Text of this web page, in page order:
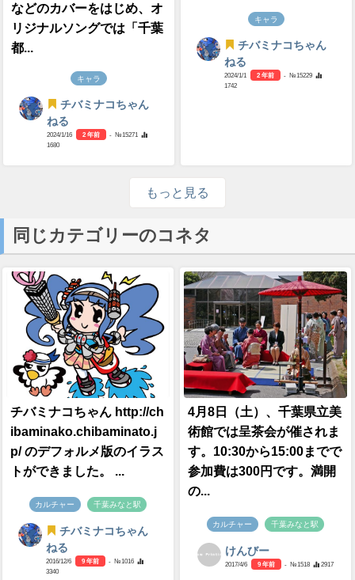
などのカバーをはじめ、オ
リジナルソングでは「千葉
都...
キャラ
チバミナコちゃん
ねる
2024/1/16 2 年前
- №15271
1680
キャラ
チバミナコちゃん
ねる
2024/1/1 2 年前
- №15229
1742
もっと見る
同じカテゴリーのコネタ
チバミナコちゃん http://ch
ibaminako.chibaminato.j
p/ のデフォルメ版のイラス
トができました。 ...
カルチャー 千葉みなと駅
チバミナコちゃん
ねる
2016/12/6 9 年前
- №1016
3340
4月8日（土）、千葉県立美
術館では呈茶会が催されま
す。10:30から15:00までで
参加費は300円です。満開
の...
カルチャー 千葉みなと駅
けんびー
2017/4/6 9 年前 - №1518 2917